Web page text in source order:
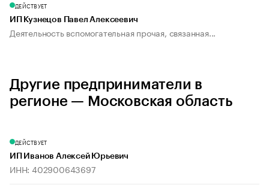
ДЕЙСТВУЕТ
ИП Кузнецов Павел Алексеевич
Деятельность вспомогательная прочая, связанная...
Другие предприниматели в
регионе — Московская область
ДЕЙСТВУЕТ
ИП Иванов Алексей Юрьевич
ИНН: 402900643697